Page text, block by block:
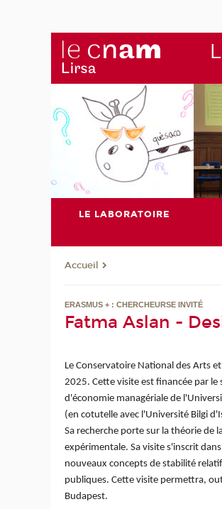
LE LABORATOIRE
Accueil
ERASMUS + : CHERCHEURSE INVITÉ
Fatma Aslan -
Le Conservatoire National des Arts
2025. Cette visite est financée par
d'économie managériale de
(en cotutelle avec l'Université Bilgi
Sa recherche porte sur la théorie de
expérimentale. Sa visite s'inscrit
nouveaux concepts de stabilité
publiques. Cette visite permettra,
Budapest.